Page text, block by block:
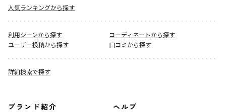
人気ランキングから探す
利用シーンから探す
コーディネートから探す
ユーザー投稿から探す
口コミから探す
詳細検索で探す
ブランド紹介 ヘルプ